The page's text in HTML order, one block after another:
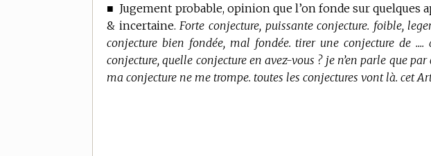
■ Jugement probable, opinion que l’on fonde sur quelques
& incertaine. Forte conjecture, puissante conjecture. foible,
conjecture bien fondée, mal fondée. tirer une conjecture de
conjecture, quelle conjecture en avez-vous ? je n’en parle que
ma conjecture ne me trompe. toutes les conjectures vont là. cet